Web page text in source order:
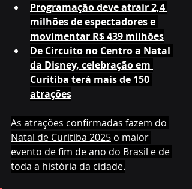
Programação deve atrair 2,4
milhões de espectadores e
movimentar R$ 439 milhões
De Circuito no Centro a Natal
da Disney, celebração em
Curitiba terá mais de 150
atrações
As atrações confirmadas fazem do
Natal de Curitiba 2025 o maior
evento de fim de ano do Brasil e de
toda a história da cidade.